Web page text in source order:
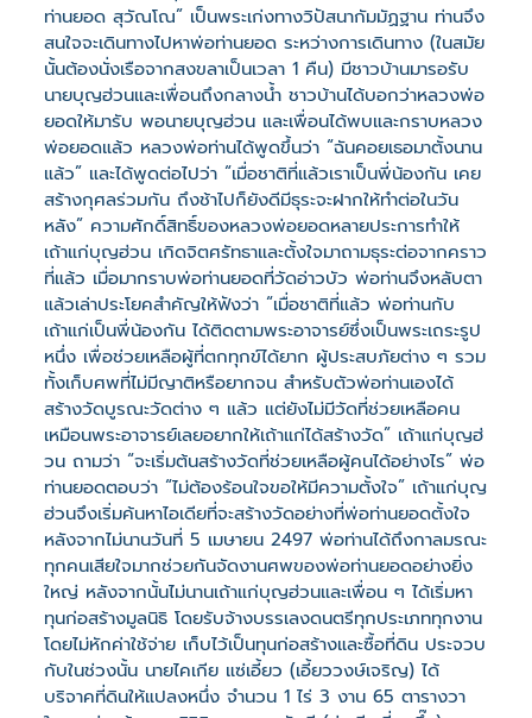
ท่านยอด สุวัณโณ” เป็นพระเก่งทางวิปัสนากัมมัฏฐาน ท่านจึง
สนใจจะเดินทางไปหาพ่อท่านยอด ระหว่างการเดินทาง (ในสมัย
นั้นต้องนั่งเรือจากสงขลาเป็นเวลา 1 คืน) มีชาวบ้านมารอรับ
นายบุญฮ่วนและเพื่อนถึงกลางน้ำ ชาวบ้านได้บอกว่าหลวงพ่อ
ยอดให้มารับ พอนายบุญฮ่วน และเพื่อนได้พบและกราบหลวง
พ่อยอดแล้ว หลวงพ่อท่านได้พูดขึ้นว่า “ฉันคอยเธอมาตั้งนาน
แล้ว” และได้พูดต่อไปว่า “เมื่อชาติที่แล้วเราเป็นพี่น้องกัน เคย
สร้างกุศลร่วมกัน ถึงช้าไปก็ยังดีมีธุระจะฝากให้ทำต่อในวัน
หลัง” ความศักดิ์สิทธิ์ของหลวงพ่อยอดหลายประการทำให้
เถ้าแก่บุญฮ่วน เกิดจิตศรัทธาและตั้งใจมาถามธุระต่อจากคราว
ที่แล้ว เมื่อมากราบพ่อท่านยอดที่วัดอ่าวบัว พ่อท่านจึงหลับตา
แล้วเล่าประโยคสำคัญให้ฟังว่า “เมื่อชาติที่แล้ว พ่อท่านกับ
เถ้าแก่เป็นพี่น้องกัน ได้ติดตามพระอาจารย์ซึ่งเป็นพระเถระรูป
หนึ่ง เพื่อช่วยเหลือผู้ที่ตกทุกข์ได้ยาก ผู้ประสบภัยต่าง ๆ รวม
ทั้งเก็บศพที่ไม่มีญาติหรือยากจน สำหรับตัวพ่อท่านเองได้
สร้างวัดบูรณะวัดต่าง ๆ แล้ว แต่ยังไม่มีวัดที่ช่วยเหลือคน
เหมือนพระอาจารย์เลยอยากให้เถ้าแก่ได้สร้างวัด” เถ้าแก่บุญฮ่
วน ถามว่า “จะเริ่มต้นสร้างวัดที่ช่วยเหลือผู้คนได้อย่างไร” พ่อ
ท่านยอดตอบว่า “ไม่ต้องร้อนใจขอให้มีความตั้งใจ” เถ้าแก่บุญ
ฮ่วนจึงเริ่มค้นหาไอเดียที่จะสร้างวัดอย่างที่พ่อท่านยอดตั้งใจ
หลังจากไม่นานวันที่ 5 เมษายน 2497 พ่อท่านได้ถึงกาลมรณะ
ทุกคนเสียใจมากช่วยกันจัดงานศพของพ่อท่านยอดอย่างยิ่ง
ใหญ่ หลังจากนั้นไม่นานเถ้าแก่บุญฮ่วนและเพื่อน ๆ ได้เริ่มหา
ทุนก่อสร้างมูลนิธิ โดยรับจ้างบรรเลงดนตรีทุกประเภททุกงาน
โดยไม่หักค่าใช้จ่าย เก็บไว้เป็นทุนก่อสร้างและซื้อที่ดิน ประจวบ
กับในช่วงนั้น นายไคเกีย แซ่เอี้ยว (เอี้ยววงษ์เจริญ) ได้
บริจาคที่ดินให้แปลงหนึ่ง จำนวน 1 ไร่ 3 งาน 65 ตารางวา